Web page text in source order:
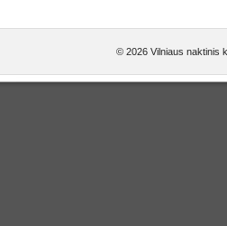
© 2026 Vilniaus naktinis